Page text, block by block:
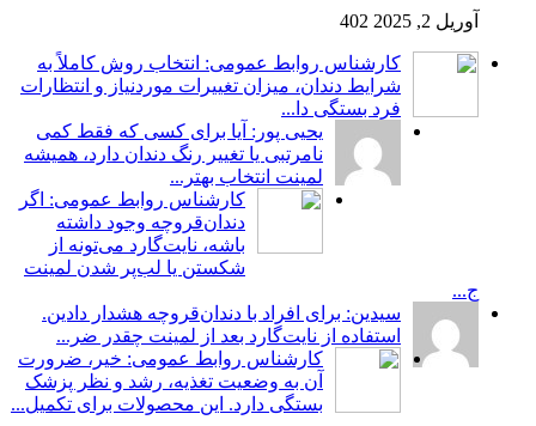
آوریل 2, 2025 402
کارشناس روابط عمومی: انتخاب روش کاملاً به
شرایط دندان، میزان تغییرات موردنیاز و انتظارات
فرد بستگی دا...
یحیی پور: آیا برای کسی که فقط کمی
نامرتبی یا تغییر رنگ دندان دارد، همیشه
لمینت انتخاب بهتر...
کارشناس روابط عمومی: اگر
دندان‌قروچه وجود داشته
باشه، نایت‌گارد می‌تونه از
شکستن یا لب‌پر شدن لمینت
ج...
سیدین: برای افراد با دندان‌قروچه هشدار دادین.
استفاده از نایت‌گارد بعد از لمینت چقدر ضر...
کارشناس روابط عمومی: خیر، ضرورت
آن به وضعیت تغذیه، رشد و نظر پزشک
بستگی دارد. این محصولات برای تکمیل...